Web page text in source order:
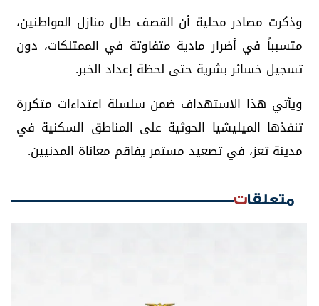
وذكرت مصادر محلية أن القصف طال منازل المواطنين،
متسبباً في أضرار مادية متفاوتة في الممتلكات، دون
تسجيل خسائر بشرية حتى لحظة إعداد الخبر.
ويأتي هذا الاستهداف ضمن سلسلة اعتداءات متكررة
تنفذها الميليشيا الحوثية على المناطق السكنية في
مدينة تعز، في تصعيد مستمر يفاقم معاناة المدنيين.
متعلقات